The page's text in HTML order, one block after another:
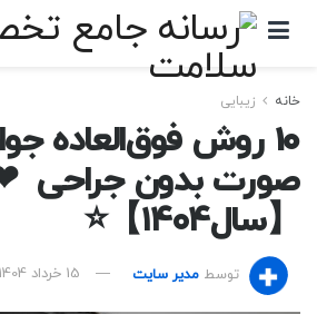
خانه زیبایی
10 روش فوق‌العاده
صورت بدون جراحی
【سال۱۴۰۴】⭐
توسط مدیر سایت 15 خرداد 1404